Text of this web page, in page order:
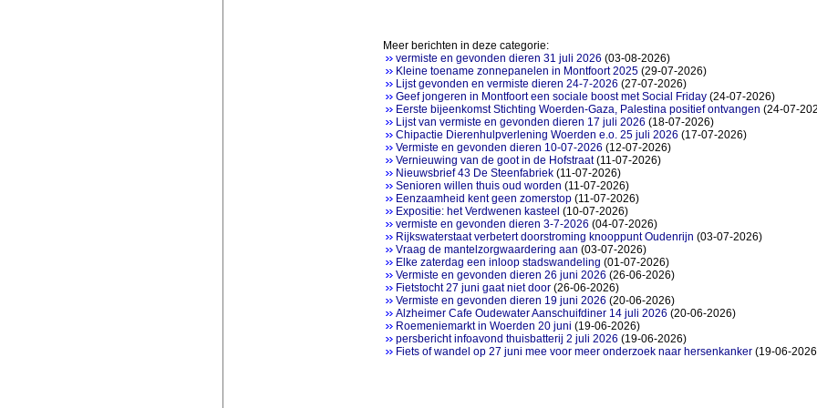
Meer berichten in deze categorie:
vermiste en gevonden dieren 31 juli 2026 (03-08-2026)
Kleine toename zonnepanelen in Montfoort 2025 (29-07-2026)
Lijst gevonden en vermiste dieren 24-7-2026 (27-07-2026)
Geef jongeren in Montfoort een sociale boost met Social Friday (24-07-2026)
Eerste bijeenkomst Stichting Woerden-Gaza, Palestina positief ontvangen (24-07-
Lijst van vermiste en gevonden dieren 17 juli 2026 (18-07-2026)
Chipactie Dierenhulpverlening Woerden e.o. 25 juli 2026 (17-07-2026)
Vermiste en gevonden dieren 10-07-2026 (12-07-2026)
Vernieuwing van de goot in de Hofstraat(11-07-2026)
Nieuwsbrief 43 De Steenfabriek (11-07-2026)
Senioren willen thuis oud worden (11-07-2026)
Eenzaamheid kent geen zomerstop (11-07-2026)
Expositie: het Verdwenen kasteel (10-07-2026)
vermiste en gevonden dieren 3-7-2026 (04-07-2026)
Rijkswaterstaat verbetert doorstroming knooppunt Oudenrijn (03-07-2026)
Vraag de mantelzorgwaardering aan (03-07-2026)
Elke zaterdag een inloop stadswandeling (01-07-2026)
Vermiste en gevonden dieren 26 juni 2026 (26-06-2026)
Fietstocht 27 juni gaat niet door (26-06-2026)
Vermiste en gevonden dieren 19 juni 2026 (20-06-2026)
Alzheimer Cafe Oudewater Aanschuifdiner 14 juli 2026 (20-06-2026)
Roemeniemarkt in Woerden 20 juni (19-06-2026)
persbericht infoavond thuisbatterij 2 juli 2026 (19-06-2026)
Fiets of wandel op 27 juni mee voor meer onderzoek naar hersenkanker (19-06-